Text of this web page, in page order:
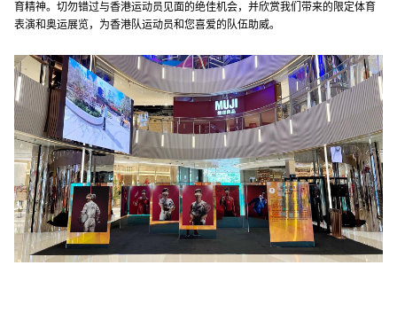
育精神。切勿错过与香港运动员见面的绝佳机会，并欣赏我们带来的限定体育
表演和奥运展览，为香港队运动员和您喜爱的队伍助威。